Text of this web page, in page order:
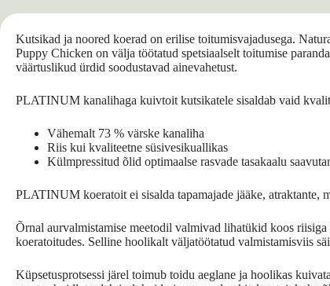
Kutsikad ja noored koerad on erilise toitumisvajadusega.
Puppy Chicken on välja töötatud spetsiaalselt toitumise
väärtuslikud ürdid soodustavad ainevahetust.
PLATINUM kanalihaga kuivtoit kutsikatele sisaldab vaid
Vähemalt 73 % värske kanaliha
Riis kui kvaliteetne süsivesikuallikas
Külmpressitud õlid optimaalse rasvade tasakaalu
PLATINUM koeratoit ei sisalda tapamajade jääke, atraktante,
Õrnal aurvalmistamise meetodil valmivad lihatükid koos
koeratoitudes. Selline hoolikalt väljatöötatud valmistamisviis
Küpsetusprotsessi järel toimub toidu aeglane ja hoolikas